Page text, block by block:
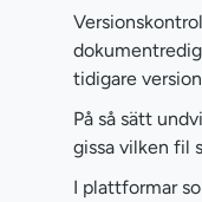
tidigare
På så sätt
gissa vilken fil
I plattformar